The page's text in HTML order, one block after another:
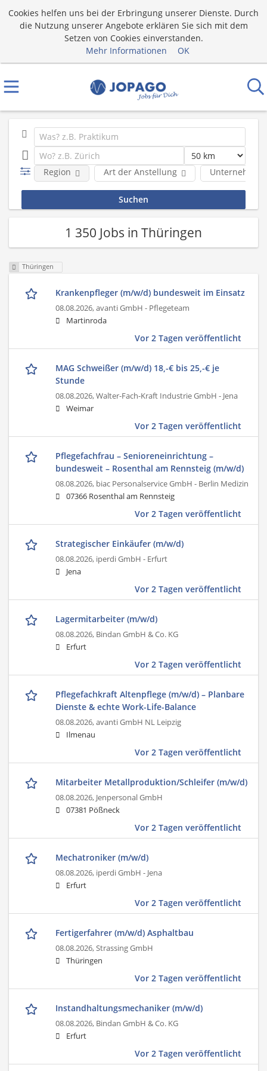
Cookies helfen uns bei der Erbringung unserer Dienste. Durch
die Nutzung unserer Angebote erklären Sie sich mit dem
Setzen von Cookies einverstanden.
Mehr Informationen
OK
Art der Anstellung Unternehmen
Region
1 350 Jobs in Thüringen
Thüringen
Krankenpfleger (m/w/d) bundesweit im Einsatz
08.08.2026,avanti GmbH - Pflegeteam
Martinroda
Vor 2 Tagen veröffentlicht
MAG Schweißer (m/w/d) 18,-€ bis 25,-€ je
Stunde
08.08.2026,Walter-Fach-Kraft Industrie GmbH - Jena
Weimar
Vor 2 Tagen veröffentlicht
Pflegefachfrau – Senioreneinrichtung –
bundesweit – Rosenthal am Rennsteig (m/w/d)
08.08.2026, biac Personalservice GmbH - Berlin Medizin
07366 Rosenthal am Rennsteig
Vor 2 Tagen veröffentlicht
Strategischer Einkäufer (m/w/d)
08.08.2026, iperdi GmbH - Erfurt
Jena
Vor 2 Tagen veröffentlicht
Lagermitarbeiter (m/w/d)
08.08.2026, Bindan GmbH & Co. KG
Erfurt
Vor 2 Tagen veröffentlicht
Pflegefachkraft Altenpflege (m/w/d) – Planbare
Dienste & echte Work-Life-Balance
08.08.2026,avanti GmbH NL Leipzig
Ilmenau
Vor 2 Tagen veröffentlicht
Mitarbeiter Metallproduktion/Schleifer (m/w/d)
08.08.2026, Jenpersonal GmbH
07381 Pößneck
Vor 2 Tagen veröffentlicht
Mechatroniker (m/w/d)
08.08.2026, iperdi GmbH - Jena
Erfurt
Vor 2 Tagen veröffentlicht
Fertigerfahrer (m/w/d) Asphaltbau
08.08.2026,Strassing GmbH
Thüringen
Vor 2 Tagen veröffentlicht
Instandhaltungsmechaniker (m/w/d)
08.08.2026, Bindan GmbH & Co. KG
Erfurt
Vor 2 Tagen veröffentlicht